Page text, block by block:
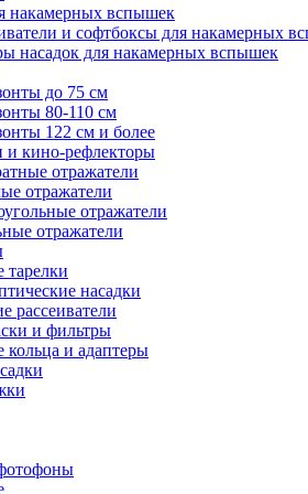
накамерных вспышек
и софтбоксы для накамерных
насадок для накамерных вспышек
до 75 см
80-110 см
122 см и более
и кино-рефлекторы
отражатели
отражатели
отражатели
отражатели
тарелки
насадки
рассеиватели
и фильтры
кольца и адаптеры